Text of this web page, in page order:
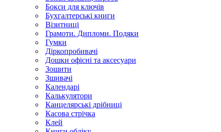
Бокси для ключів
Бухгалтерські книги
Візитниці
Грамоти. Дипломи. Подяки
Гумки
Діркопробивачі
Дошки офісні та аксесуари
Зошити
Зшивачі
Календарі
Калькулятори
Канцелярські дрібниці
Касова стрічка
Клей